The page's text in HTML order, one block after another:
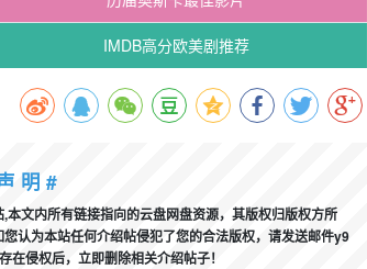
IMDB高分欧美剧推荐
明 #
文内所有链接指向的云盘网盘资源，其版权归版权方所
认为本站任何介绍帖侵犯了您的合法版权，请发送邮件y9
侵权后，立即删除相关介绍帖子！